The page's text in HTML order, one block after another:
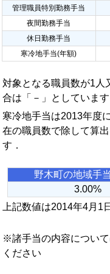
管理職員特別勤務手当
夜間勤務手当
休日勤務手当
寒冷地手当(年額)
対象となる職員数が1人
合は「－」としています
寒冷地手当は2013年度
在の職員数で除して算
す．
野木町の地域手
3.00%
上記数値は2014年4月1
※諸手当の内容につい
ください